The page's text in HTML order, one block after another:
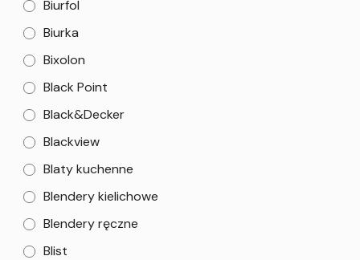
Biurfol
Biurka
Bixolon
Black Point
Black&Decker
Blackview
Blaty kuchenne
Blendery kielichowe
Blendery ręczne
Blist